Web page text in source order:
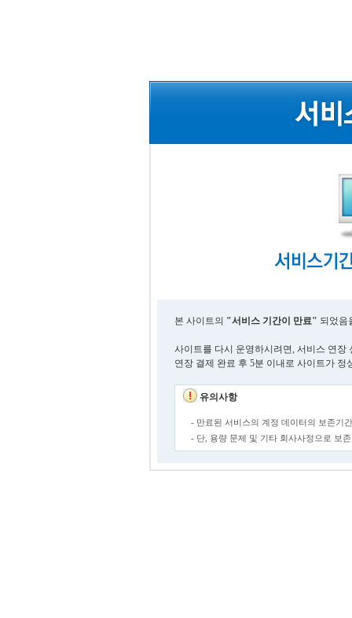
본 사이트의 "서비스 기간이 만료" 되었음
사이트를 다시 운영하시려면, 서비스 연장
연장 결제 완료 후 5분 이내로 사이트가 정
유의사항
- 만료된 서비스의 계정 데이터의 보존기
- 단, 용량 문제 및 기타 회사사정으로 보